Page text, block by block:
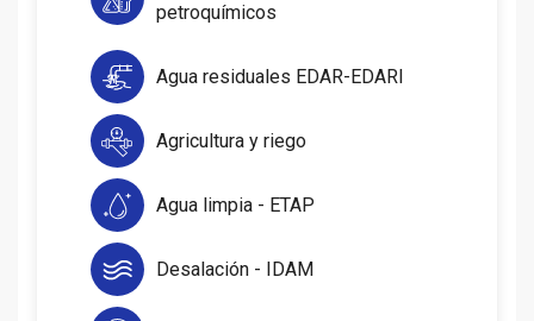
petroquímicos
Agua residuales EDAR-EDARI
Agricultura y riego
Agua limpia - ETAP
Desalación - IDAM